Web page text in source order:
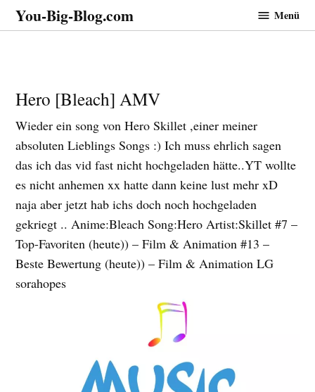
Zum
Inhalt
You-Big-Blog.com Menü
Hero [Bleach] AMV
Wieder ein song von Hero Skillet ,einer meiner
absoluten Lieblings Songs :) Ich muss ehrlich sagen
das ich das vid fast nicht hochgeladen hätte..YT wollte
es nicht anhemen xx hatte dann keine lust mehr xD
naja aber jetzt hab ichs doch noch hochgeladen
gekriegt .. Anime:Bleach Song:Hero Artist:Skillet #7 –
Top-Favoriten (heute)) – Film & Animation #13 –
Beste Bewertung (heute)) – Film & Animation LG
sorahopes